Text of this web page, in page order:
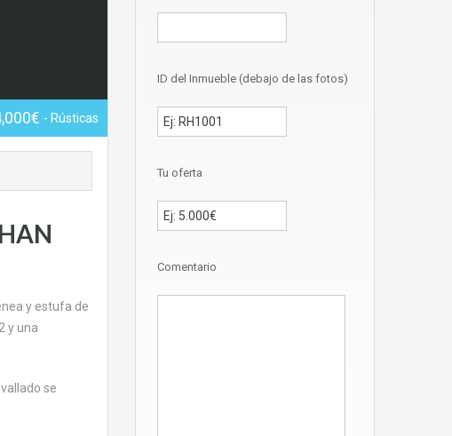
- Rústicas
y estufa de
y una
se
ID del Inmueble (debajo de las fotos)
Tu oferta
Comentario